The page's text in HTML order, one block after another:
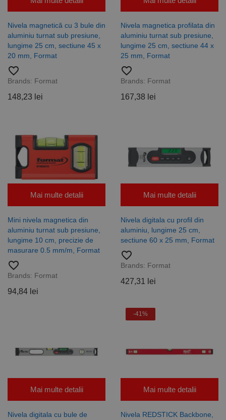
Nivela magnetică cu 3 bule din
aluminiu turnat sub presiune,
lungime 25 cm, sectiune 45 x
20 mm, Format
favorite_border
Brands: Format
148,23 lei
Nivela magnetica profilata din
aluminiu turnat sub presiune,
lungime 25 cm, sectiune 44 x
25 mm, Format
favorite_border
Brands: Format
167,38 lei
Mai multe detalii
Mini nivela magnetica din
aluminiu turnat sub presiune,
lungime 10 cm, precizie de
masurare 0.5 mm/m, Format
favorite_border
Brands: Format
94,84 lei
Mai multe detalii
Nivela digitala cu profil din
aluminiu, lungime 25 cm,
sectiune 60 x 25 mm, Format
favorite_border
Brands: Format
427,31 lei
Mai multe detalii
Nivela digitala cu bule de
-41%
Mai multe detalii
Nivela REDSTICK Backbone,